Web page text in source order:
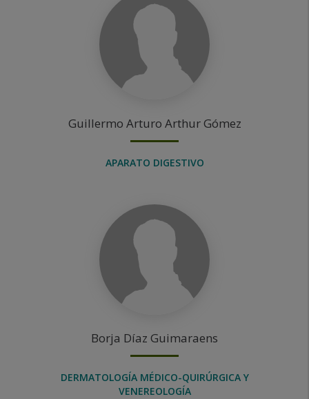
Guillermo Arturo Arthur Gómez
APARATO DIGESTIVO
Borja Díaz Guimaraens
DERMATOLOGÍA MÉDICO-QUIRÚRGICA Y
VENEREOLOGÍA